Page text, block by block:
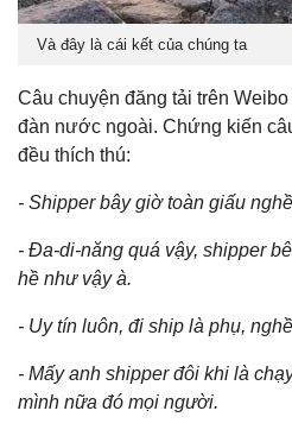
Và đây là cái kết của chúng ta
Câu chuyện đăng tải trên
đàn nước ngoài. Chứng kiến
đều thích thú:
- Shipper bây giờ toàn giấu
- Đa-di-năng quá vậy, shipper
hề như vậy à.
- Uy tín luôn, đi ship là phụ,
- Mấy anh shipper đôi khi là
mình nữa đó mọi người.